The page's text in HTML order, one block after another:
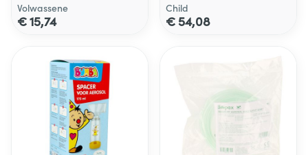
Volwassene
€ 15,74
Child
€ 54,08